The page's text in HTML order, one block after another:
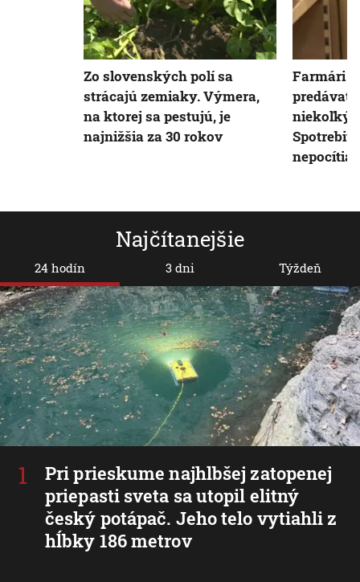
Najčítanejšie
24 hodín
Pri prieskume najhlbšej zatopenej
priepasti sveta sa utopil elitný
český potápač. Jeho telo vytiahli z
hĺbky 186 metrov
3 dni Týždeň
Zo slovenských polí sa
strácajú zemiaky. Výmera,
na ktorej sa pestujú, je
najnižšia za 30 rokov
Farmári
predávať
nepocítia